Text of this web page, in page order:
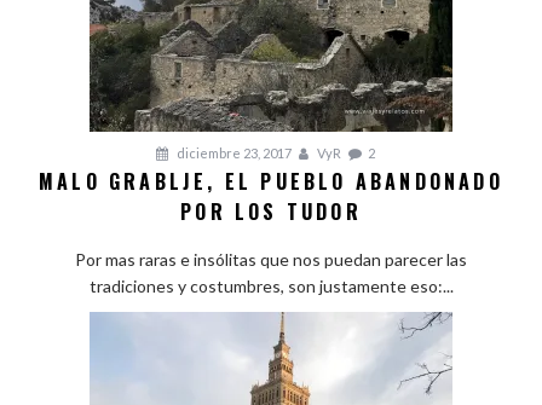
diciembre 23, 2017 VyR 2
MALO GRABLJE, EL PUEBLO ABANDONADO
POR LOS TUDOR
Por mas raras e insólitas que nos puedan parecer las
tradiciones y costumbres, son justamente eso:...